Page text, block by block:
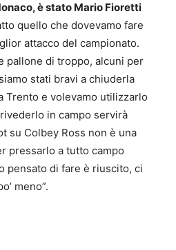
è stato Mario Fioretti
quello che dovevamo fare
attacco del campionato.
pallone di troppo, alcuni per
stati bravi a chiuderla
Trento e volevamo utilizzarlo
in campo servirà
su Colbey Ross non è una
pressarlo a tutto campo
pensato di fare è riuscito, ci
meno”.